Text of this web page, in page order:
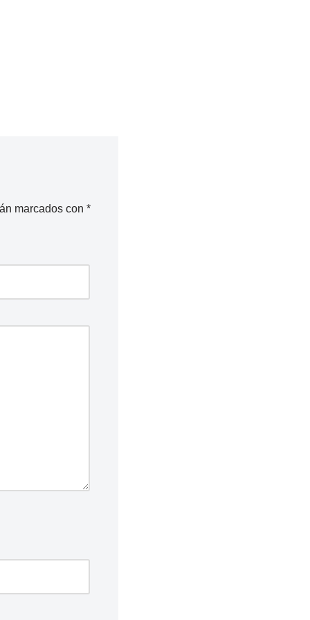
marcados con *